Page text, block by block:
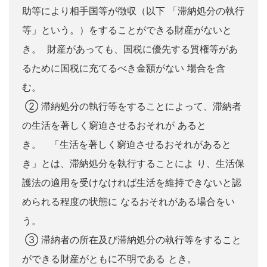
助等により相手国等が徴収（以下 「滞納処分の執行
等」という。）をすることができる財産がないと
き。 財産があっても、国税に優先する質権等があ
るために国税に充てるべき金額がない 場合を含
む。
② 滞納処分の執行等をすることによって、滞納者
の生活を著しく窮迫させるおそれが あると
き。 「生活を著しく窮迫させるおそれがあると
き」とは、滞納処分を執行することによ り、生活保
護法の適用を受けなければ生活を維持できないと認
められる程度の状態に なるおそれがある場合をい
う。
③ 滞納者の所在及び滞納処分の執行等をすること
ができる財産がともに不明である とき。